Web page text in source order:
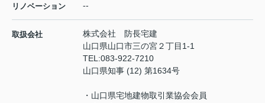
リノベーション --
取扱会社
株式会社 防長宅建
山口県山口市三の宮２丁目1-1
TEL:083-922-7210
山口県知事 (12) 第1634号
・山口県宅地建物取引業協会会員